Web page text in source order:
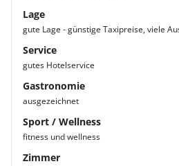
Lage
gute Lage - günstige Taxipreise, viele
Service
gutes Hotelservice
Gastronomie
ausgezeichnet
Sport / Wellness
fitness und wellness
Zimmer